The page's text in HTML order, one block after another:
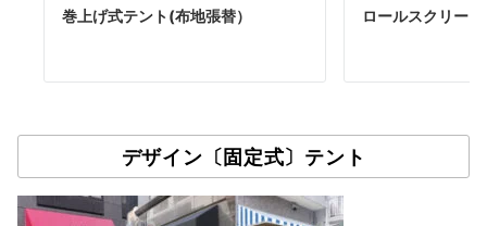
巻上げ式テント(布地張替） ロールスクリー
デザイン〔固定式〕テント